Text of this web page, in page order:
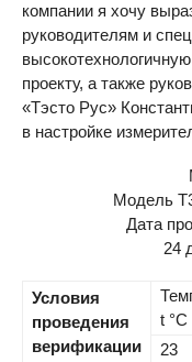
компании я хочу
руководителям и
проекту, а также
«Тэсто Рус»
в настройке
Модель
Дата
24
Условия
проведения
верификации
t °C
23